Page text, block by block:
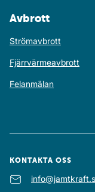
Avbrott
Strömavbrott
Fjärrvärmeavbrott
Felanmälan
KONTAKTA OSS
E-post: